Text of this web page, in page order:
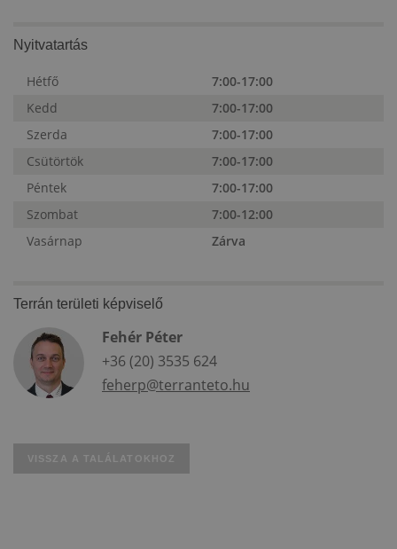
Nyitvatartás
Hétfő
7:00-17:00
Kedd
7:00-17:00
Szerda
7:00-17:00
Csütörtök
7:00-17:00
Péntek
7:00-17:00
Szombat
7:00-12:00
Vasárnap
Zárva
Terrán területi képviselő
Fehér Péter
+36 (20) 3535 624
feherp@terranteto.hu
VISSZA A TALÁLATOKHOZ